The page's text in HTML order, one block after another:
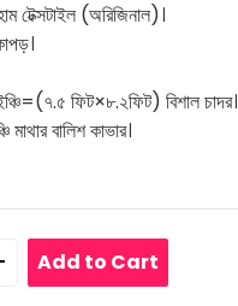
টেক্সটাইল (অরিজিনাল)।
ফিট×৮.২ফিট) বিশাল চাদর।
বালিশ কাভার।
Add to Cart